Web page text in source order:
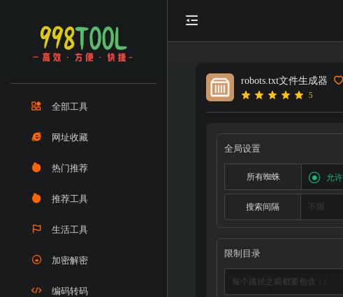
全部工具
网址收藏
热门推荐
推荐工具
生活工具
加密解密
编码转码
robots.txt文件生成器
5
全局设置
所有蜘蛛 允许
搜索间隔
限制目录